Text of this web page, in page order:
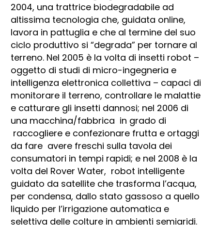
2004, una trattrice biodegradabile ad
altissima tecnologia che, guidata online,
lavora in pattuglia e che al termine del suo
ciclo produttivo si “degrada” per tornare al
terreno. Nel 2005 è la volta di insetti robot –
oggetto di studi di micro-ingegneria e
intelligenza elettronica collettiva – capaci di
monitorare il terreno, controllare le malattie
e catturare gli insetti dannosi; nel 2006 di
una macchina/fabbrica in grado di
raccogliere e confezionare frutta e ortaggi
da fare avere freschi sulla tavola dei
consumatori in tempi rapidi; e nel 2008 è la
volta del Rover Water, robot intelligente
guidato da satellite che trasforma l’acqua,
per condensa, dallo stato gassoso a quello
liquido per l’irrigazione automatica e
selettiva delle colture in ambienti semiaridi.